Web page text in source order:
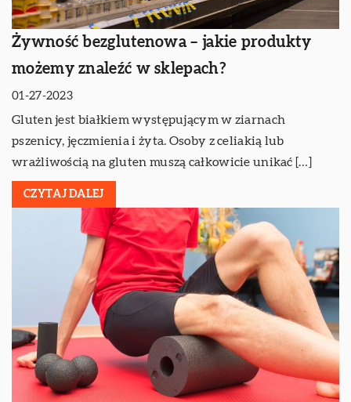
Żywność bezglutenowa – jakie produkty
możemy znaleźć w sklepach?
01-27-2023
Gluten jest białkiem występującym w ziarnach
pszenicy, jęczmienia i żyta. Osoby z celiakią lub
wrażliwością na gluten muszą całkowicie unikać […]
CZYTAJ DALEJ